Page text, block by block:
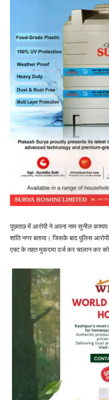
पूछताछ में आरोपी ने अपना नाम सुनील
शांति नगर बताया। जिसके बाद पुलिस
एक्ट के तहत मुकदमा दर्ज कर चालान कर